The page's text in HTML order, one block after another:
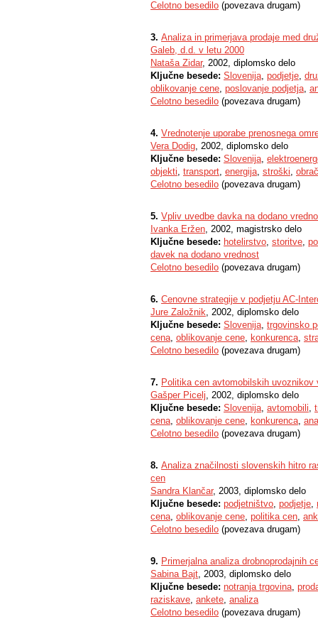
Celotno besedilo (povezava drugam)
3. Analiza in primerjava prodaje med
Galeb, d.d. v letu 2000
Nataša Zidar, 2002, diplomsko delo
Ključne besede: Slovenija, podjetje,
oblikovanje cene, poslovanje podjetja,
Celotno besedilo (povezava drugam)
4. Vrednotenje uporabe prenosnega
Vera Dodig, 2002, diplomsko delo
Ključne besede: Slovenija,
objekti, transport, energija, stroški,
Celotno besedilo (povezava drugam)
5. Vpliv uvedbe davka na dodano
Ivanka Eržen, 2002, magistrsko delo
Ključne besede: hotelirstvo, storitve,
davek na dodano vrednost
Celotno besedilo (povezava drugam)
6. Cenovne strategije v podjetju AC-
Jure Založnik, 2002, diplomsko delo
Ključne besede: Slovenija, trgovinsko
cena, oblikovanje cene, konkurenca,
Celotno besedilo (povezava drugam)
7. Politika cen avtomobilskih uvoznikov
Gašper Picelj, 2002, diplomsko delo
Ključne besede: Slovenija, avtomobili,
cena, oblikovanje cene, konkurenca,
Celotno besedilo (povezava drugam)
8. Analiza značilnosti slovenskih hitro
cen
Sandra Klančar, 2003, diplomsko delo
Ključne besede: podjetništvo, podjetje,
cena, oblikovanje cene, politika cen,
Celotno besedilo (povezava drugam)
9. Primerjalna analiza drobnoprodajnih
Sabina Bajt, 2003, diplomsko delo
Ključne besede: notranja trgovina,
raziskave, ankete, analiza
Celotno besedilo (povezava drugam)